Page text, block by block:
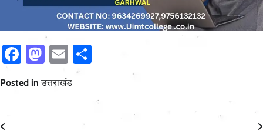
Facebook
Mastodon
Email
Posted inउत्तराखंड